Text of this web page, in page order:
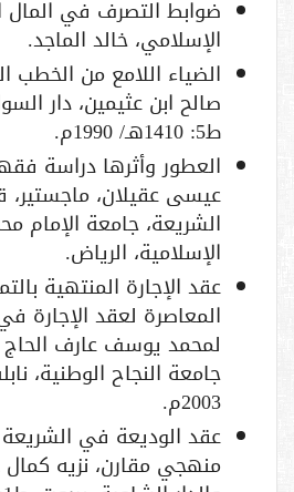
ضوابط التصرف في المال
الإسلامي، خالد الماجد.
الضياء اللامع من الخطب
صالح ابن عثيمين، دار
ط5: 1410هـ/ 1990م.
العطور وأثرها دراسة
عيسى عقيلان، ماجستير،
الشريعة، جامعة الإمام
الإسلامية، الرياض.
عقد الإجارة المنتهية
المعاصرة لعقد الإجارة
لمحمد يوسف عارف الحاج
جامعة النجاح الوطنية،
2003م.
عقد الوديعة في
منهجي مقارن، نزيه كمال